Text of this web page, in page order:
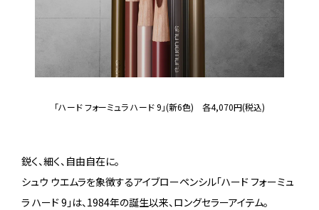
「ハード フォーミュラ ハード 9」(新6色) 各4,070円(税込)
鋭く、細く、自由自在に。
シュウ ウエムラを象徴するアイブローペンシル「ハード フォーミュ
ラ ハード 9」は、1984年の誕生以来、ロングセラーアイテム。